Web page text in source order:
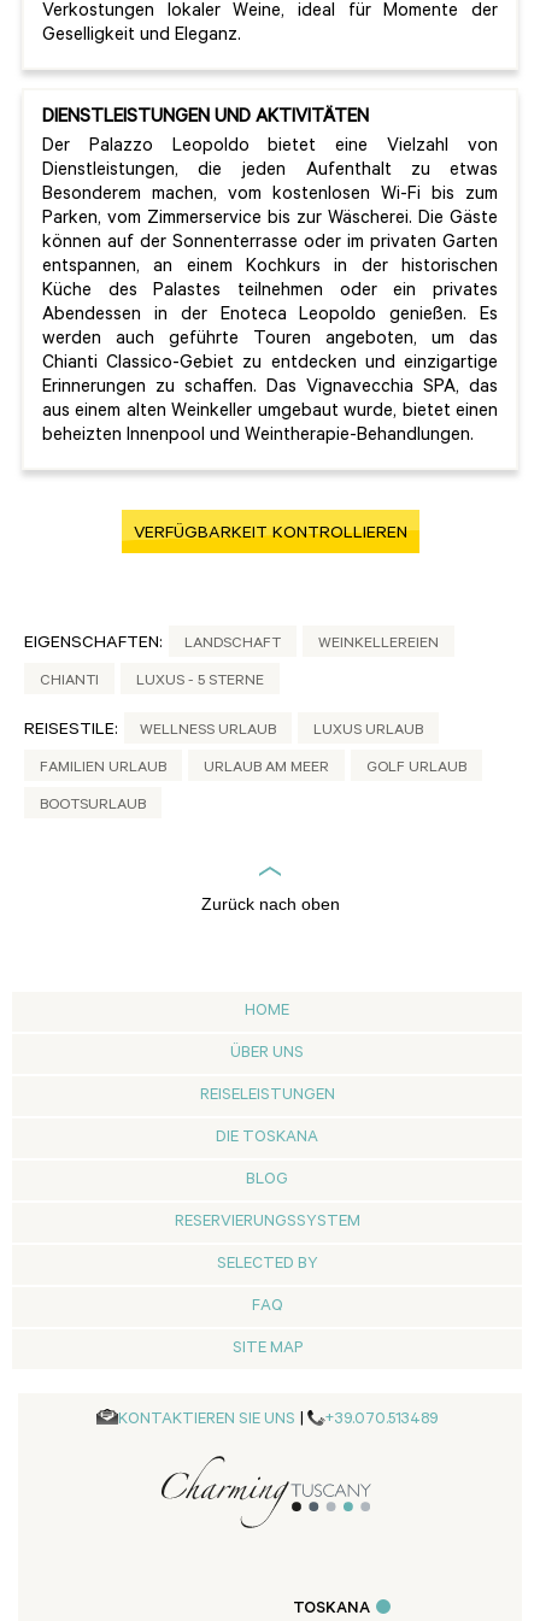
Verkostungen lokaler Weine, ideal für Momente der
Geselligkeit und Eleganz.
DIENSTLEISTUNGEN UND AKTIVITÄTEN
Der Palazzo Leopoldo bietet eine Vielzahl von
Dienstleistungen, die jeden Aufenthalt zu etwas
Besonderem machen, vom kostenlosen Wi-Fi bis zum
Parken, vom Zimmerservice bis zur Wäscherei. Die Gäste
können auf der Sonnenterrasse oder im privaten Garten
entspannen, an einem Kochkurs in der historischen
Küche des Palastes teilnehmen oder ein privates
Abendessen in der Enoteca Leopoldo genießen. Es
werden auch geführte Touren angeboten, um das
Chianti Classico-Gebiet zu entdecken und einzigartige
Erinnerungen zu schaffen. Das Vignavecchia SPA, das
aus einem alten Weinkeller umgebaut wurde, bietet einen
beheizten Innenpool und Weintherapie-Behandlungen.
VERFÜGBARKEIT KONTROLLIEREN
EIGENSCHAFTEN: LANDSCHAFT WEINKELLEREIEN
CHIANTI LUXUS - 5 STERNE
REISESTILE: WELLNESS URLAUB LUXUS URLAUB
FAMILIEN URLAUB URLAUB AM MEER GOLF URLAUB
BOOTSURLAUB
Zurück nach oben
HOME
ÜBER UNS
REISELEISTUNGEN
DIE TOSKANA
BLOG
RESERVIERUNGSSYSTEM
SELECTED BY
FAQ
SITE MAP
KONTAKTIEREN SIE UNS | +39.070.513489
TOSKANA